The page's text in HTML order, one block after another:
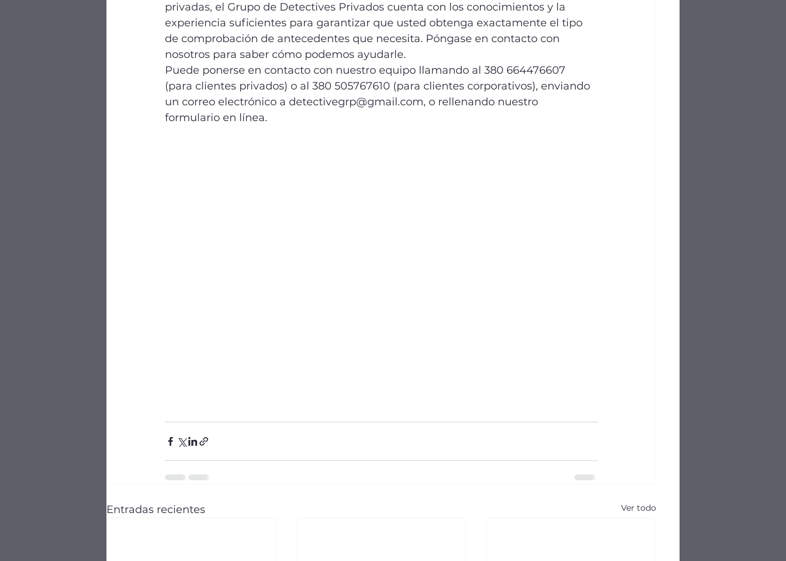
privadas, el Grupo de Detectives Privados cuenta con los conocimientos y la
experiencia suficientes para garantizar que usted obtenga exactamente el tipo
de comprobación de antecedentes que necesita. Póngase en contacto con
nosotros para saber cómo podemos ayudarle.
Puede ponerse en contacto con nuestro equipo llamando al 380 664476607
(para clientes privados) o al 380 505767610 (para clientes corporativos), enviando
un correo electrónico a detectivegrp@gmail.com, o rellenando nuestro
formulario en línea.
Entradas recientes Ver todo